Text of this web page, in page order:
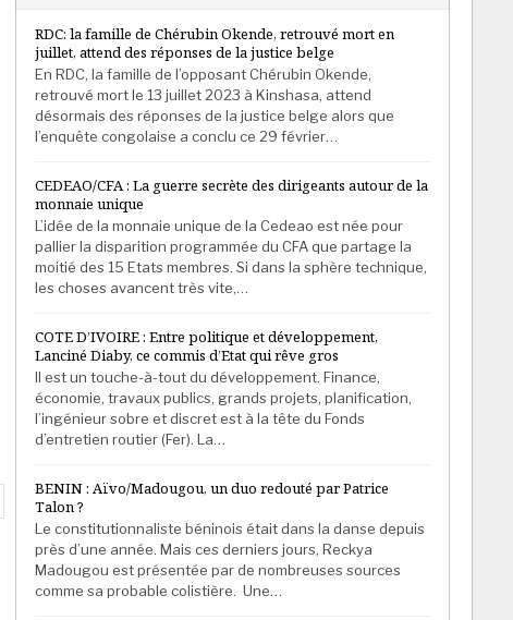
RDC: la famille de Chérubin Okende, retrouvé mort en
juillet, attend des réponses de la justice belge
En RDC, la famille de l’opposant Chérubin Okende,
retrouvé mort le 13 juillet 2023 à Kinshasa, attend
désormais des réponses de la justice belge alors que
l’enquête congolaise a conclu ce 29 février…
CEDEAO/CFA : La guerre secrète des dirigeants autour de la
monnaie unique
L’idée de la monnaie unique de la Cedeao est née pour
pallier la disparition programmée du CFA que partage la
moitié des 15 Etats membres. Si dans la sphère technique,
les choses avancent très vite,…
COTE D’IVOIRE : Entre politique et développement,
Lanciné Diaby, ce commis d’Etat qui rêve gros
Il est un touche-à-tout du développement. Finance,
économie, travaux publics, grands projets, planification,
l’ingénieur sobre et discret est à la tête du Fonds
d’entretien routier (Fer). La…
BENIN : Aïvo/Madougou, un duo redouté par Patrice
Talon ?
Le constitutionnaliste béninois était dans la danse depuis
près d’une année. Mais ces derniers jours, Reckya
Madougou est présentée par de nombreuses sources
comme sa probable colistière. Une…